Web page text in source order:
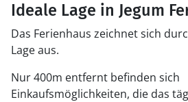
Ideale Lage in Jegum
Das Ferienhaus zeichnet sich
Lage aus.
Nur 400m entfernt befinden sich
Einkaufsmöglichkeiten, die das